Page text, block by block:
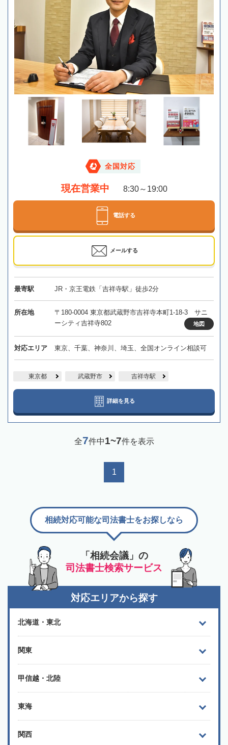
全国対応
現在営業中 8:30～19:00
電話する
メールする
最寄駅 JR・京王電鉄「吉祥寺駅」徒歩2分
所在地
〒180-0004 東京都武蔵野市吉祥寺本町1-18-3 サニ
ーシティ吉祥寺802
地図
対応エリア 東京、千葉、神奈川、埼玉、全国オンライン相談可
東京都 武蔵野市 吉祥寺駅
詳細を見る
全7件中1~7件を表示
1
「相続会議」の
司法書士検索サービス
相続対応可能な司法書士をお探しなら
対応エリアから探す
北海道・東北
関東
甲信越・北陸
東海
関西